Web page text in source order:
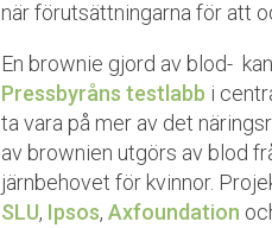
när förutsättningarna för att
En brownie gjord av blod-
Pressbyråns testlabb i
ta vara på mer av det
av brownien utgörs av blod
järnbehovet för kvinnor.
SLU, Ipsos, Axfoundation